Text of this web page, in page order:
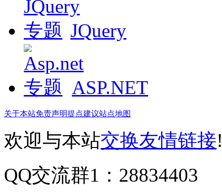
JQuery
ASP.NET
关于本站免责声明提点建议站点地图
欢迎与本站交换友情链接
QQ交流群1：28834403